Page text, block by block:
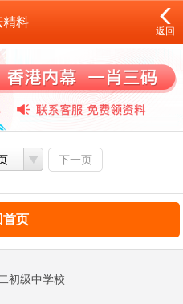
精料
返回
下一页
首页
初级中学校